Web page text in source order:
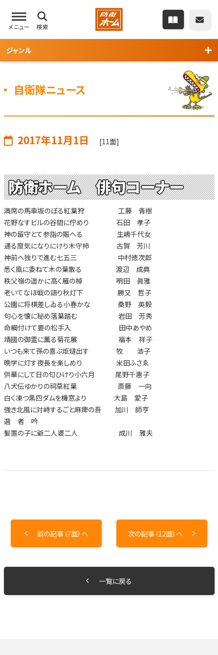
メニュー 検索
ジャンル
自衛隊ニュース
2017年11月1日 [11面]
防衛ホーム 俳句コーナー
満席の馬車坂のぼる紅葉狩 工藤 青樹
花野なすビルの谷間に佇めり 石田 孝子
神の留守とて参詣の賑へる 生嶋千代女
通る度気になりにけり木守柿 古賀 芳川
神前へ独りで進む七五三 中村徳次郎
悉く風に委ねて木の葉散る 渡辺 成典
秩父嶺の遥かに高く雁の棹 明田 眞雅
老いてなほ戦の語り秋灯下 勝又 哲子
公園に将棋差しゐる小春かな 桑野 英毅
句心を懐に秘め落葉踏む 岩田 芳秀
命綱付けて要の松手入 田中あやめ
靖國の御霊に薫る菊花展 福本 祥子
いつも来て孫の喜ぶ炬燵出す 牧 浩子
晩学に灯す夜長を楽しめり 米田ふさゑ
供華にして日の匂ひけり小六月 尾野千惠子
八犬伝ゆかりの祠草紅葉 斎藤 一向
白く凍つ黒四ダムを機窓より 大島 愛子
強き北風に対峙するごと麻痺の吾 加川 師亨
選 者 吟
髪置の子に爺二人婆二人 成川 雅夫
前の記事（7面）へ 次の記事（12面）へ
一覧に戻る